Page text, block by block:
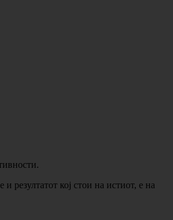
резултатот кој стои на истиот, е на